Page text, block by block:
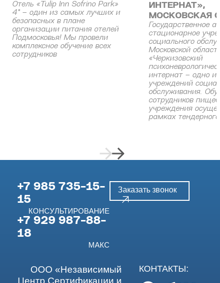
Отель «Tulip Inn Sofrino Park»
4* – один из самых лучших и
безопасных в плане
организации питания отелей
Подмосковья! Мы провели
комплексное обучение всех
сотрудников
ИНТЕРНАТ»,
МОСКОВСКАЯ
Государственное
стационарное
социального
Московской
«Черкизовский
интернат – одно
учреждений
обслуживания.
сотрудников
учреждения
рамках
+7 985 735-15-
15
КОНСУЛЬТИРОВАНИЕ
+7 929 987-88-
18
МАКС
Заказать звонок
ООО «Независимый
Центр Сертификации и
КОНТАКТЫ: